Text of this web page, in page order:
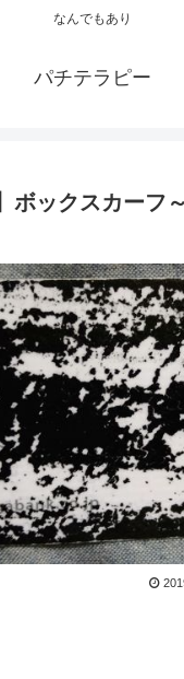
なんでもあり
パチテラピー
ボックスカーフ